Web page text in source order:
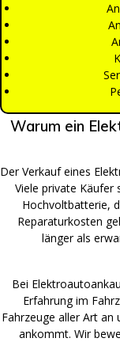
Warum ein
Der Verkauf eines
Viele private Käufer
Hochvoltbatterie,
Reparaturkosten
länger als
Bei
Erfahrung im
Fahrzeuge aller Art
ankommt. Wir